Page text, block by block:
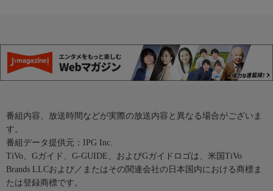
番組内容、放送時間などが実際の放送内容と異なる場合がございま
す。
番組データ提供元：IPG Inc.
TiVo、Gガイド、G-GUIDE、およびGガイドロゴは、米国TiVo
Brands LLCおよび／またはその関連会社の日本国内における商標ま
たは登録商標です。